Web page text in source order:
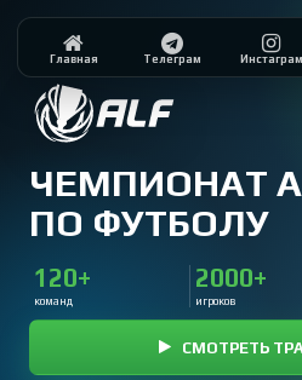
ЧЕМПИОНАТ
ПО ФУТБОЛУ
120+
команд
2000+
игроков
СМОТРЕТЬ
Главная Телеграм Инстаграм